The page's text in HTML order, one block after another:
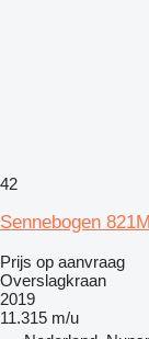
42
Sennebogen
Prijs op aanvraag
Overslagkraan
2019
11.315 m/u